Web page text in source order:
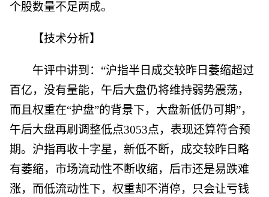
个股数量不足两成。
【技术分析】
午评中讲到：“沪指半日成交较昨日萎缩超过
百亿，没有量能，午后大盘仍将维持弱势震荡，
而且权重在“护盘”的背景下，大盘新低仍可期”，
午后大盘再刷调整低点3053点，表现还算符合预
期。沪指再收十字星，新低不断，成交较昨日略
有萎缩，市场流动性不断收缩，后市还是易跌难
涨，而低流动性下，权重却不消停，只会让亏钱